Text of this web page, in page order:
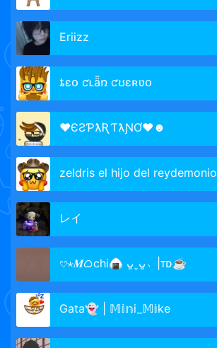
Eriizz
ȶɛօ ƈʟǟռ ƈʊɛʀʋօ
♥ЄƧƤƛƦƬƛƝƠ♥☻
zeldris el hijo del reydemonio
レイ
𔘓⋆𝑴ᜊchi🍙 ᴗ͈ˬᴗ͈﹆|ᴛᴅ☕
Gata👻 | 𝕄𝕚𝕟i_𝕄𝕚ke